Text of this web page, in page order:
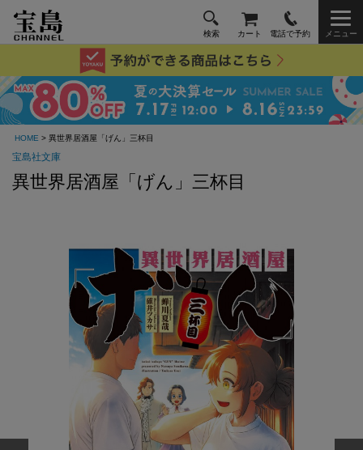
検索 カート 電話で予約 メニュー
HOME > 異世界居酒屋「げん」三杯目
宝島社文庫
異世界居酒屋「げん」三杯目